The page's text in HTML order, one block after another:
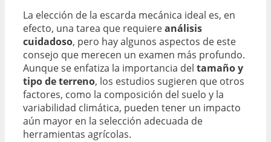
La elección de la escarda mecánica ideal es, en
efecto, una tarea que requiereanálisis
cuidadoso, pero hay algunos aspectos de este
consejo que merecen un examen más profundo.
Aunque se enfatiza la importancia del tamaño y
tipo de terreno, los estudios sugieren que otros
factores, como la composición del suelo y la
variabilidad climática, pueden tener un impacto
aún mayor en la selección adecuada de
herramientas agrícolas.